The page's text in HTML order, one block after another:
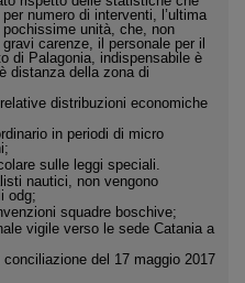
numero di interventi, l’ultima
unità, che, non
carenze, il personale per il
di Palagonia, indispensabile è
distanza della zona di
distribuzioni economiche
in periodi di micro
sulle leggi speciali.
nautici, non vengono
odg;
squadre boschive;
vigile verso le sede Catania a
del 17 maggio 2017